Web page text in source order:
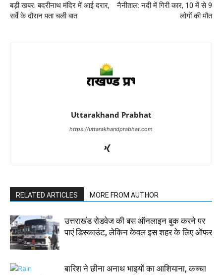
बड़ी खबर: बदरीनाथ मंदिर में आई दरार,
सर्वे के दौरान पता चली बात
नैनीताल: नदी में गिरी कार, 10 में से 9
लोगों की मौत
Uttarakhand Prabhat
https://uttarakhandprabhat.com
RELATED ARTICLES MORE FROM AUTHOR
उत्तराखंड रोडवेज की बस ऑनलाइन बुक करने पर
पाएं डिस्काउंट, लेकिन केवल इस शहर के लिए ऑफर
बारिश ने छीना अनाथ भाइयों का आशियाना, कच्चा